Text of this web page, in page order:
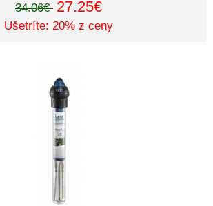
34.06€ 27.25€
Ušetríte: 20% z ceny